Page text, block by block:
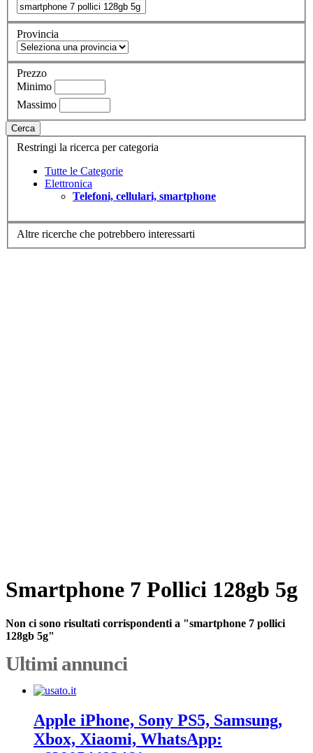
Provincia
Prezzo
Minimo
Massimo
Cerca
Restringi la ricerca per categoria
Tutte le Categorie
Elettronica
Telefoni, cellulari, smartphone
Altre ricerche che potrebbero interessarti
Smartphone 7 Pollici 128gb 5g
Non ci sono risultati corrispondenti a "smartphone 7 pollici
128gb 5g"
Ultimi annunci
Apple iPhone, Sony PS5, Samsung,
Xbox, Xiaomi, WhatsApp: